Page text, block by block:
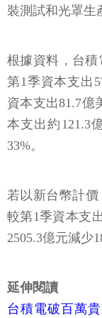
裝測試和光罩生
根據資料，台積
第1季資本支出
資本支出81.7億
本支出約121.3
33%。
若以新台幣計價
較第1季資本支
2505.3億元減少
延伸閱讀
台積電破百萬